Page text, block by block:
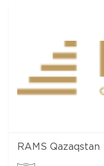
RAMS Qazaqstan